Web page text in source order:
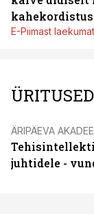
E-Piimast
ÜRITUSED
ÄRIPÄEVA
juhtidele -